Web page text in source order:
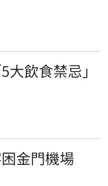
大飲食禁忌」
金門機場